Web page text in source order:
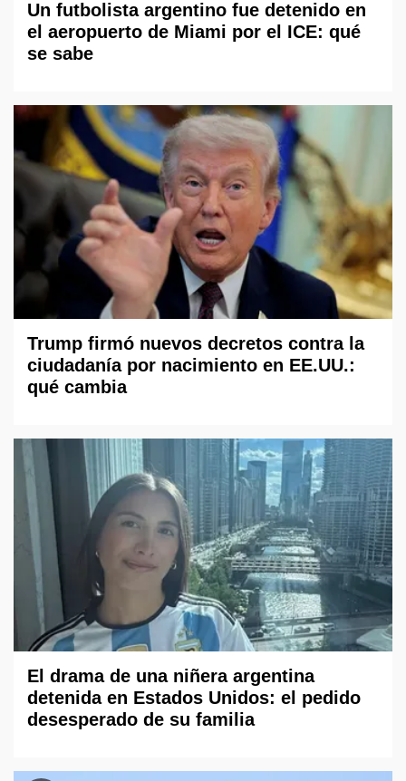
Un futbolista argentino fue detenido en
el aeropuerto de Miami por el ICE: qué
se sabe
Trump firmó nuevos decretos contra la
ciudadanía por nacimiento en EE.UU.:
qué cambia
El drama de una niñera argentina
detenida en Estados Unidos: el pedido
desesperado de su familia